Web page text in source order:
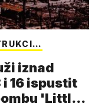
iznad
i 16 ispustit
'Little